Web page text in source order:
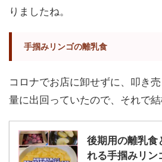
りましたね。
手掴みリンゴの離乳食
コロナでお店に卸せずに、叩き
量に出回っていたので、それで
後期用の離乳食
れる手掴みリン